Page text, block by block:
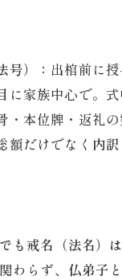
号）： 出棺前に
に家族中心で。式
・本位牌・返礼
額だけでなく 内訳
も戒名（法名）
わらず、 仏弟子